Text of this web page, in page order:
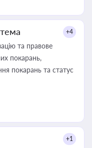
+4
та правове
покарань,
покарань та статус
+1